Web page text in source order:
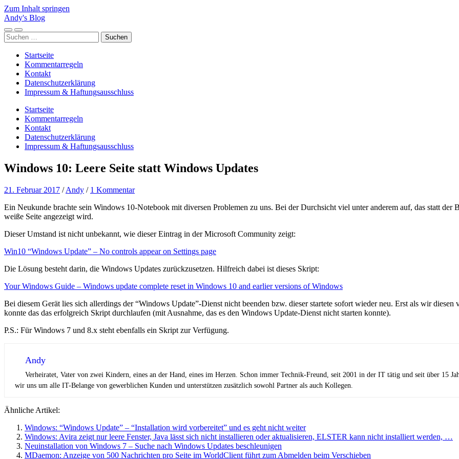
Zum Inhalt springen
Andy's Blog
Mobile-
Menü
Suchfeld
ein-/ausblenden
Suchen
nach:
Startseite
Kommentarregeln
Kontakt
Datenschutzerklärung
Impressum & Haftungsausschluss
Startseite
Kommentarregeln
Kontakt
Datenschutzerklärung
Impressum & Haftungsausschluss
Windows 10: Leere Seite statt Windows Updates
21. Februar 2017 /Andy / 1 Kommentar
Ein Neukunde brachte sein Windows 10-Notebook mit diversen Problemen zu uns. Bei der Durchsicht viel unter anderem auf, das statt der
weiße Seite angezeigt wird.
Dieser Umstand ist nicht unbekannt, wie dieser Eintrag in der Microsoft Community zeigt:
Win10 “Windows Update” – No controls appear on Settings page
Die Lösung besteht darin, die Windows Updates zurückzusetzen. Hilfreich dabei ist dieses Skript:
Your Windows Guide – Windows update complete reset in Windows 10 and earlier versions of Windows
Bei diesem Gerät lies sich allerdings der “Windows Update”-Dienst nicht beenden bzw. dieser startete sofort wieder neu. Erst als wir
konnte das das erfolgreich Skript durchlaufen (mit Ausnahme, das es den Windows Update-Dienst nicht starten konnte).
P.S.: Für Windows 7 und 8.x steht ebenfalls ein Skript zur Verfügung.
Andy
Verheiratet, Vater von zwei Kindern, eines an der Hand, eines im Herzen. Schon immer Technik-Freund, seit 2001 in der IT tätig und seit über 15
wir uns um alle IT-Belange von gewerblichen Kunden und unterstützen zusätzlich sowohl Partner als auch Kollegen.
Ähnliche Artikel:
Windows: “Windows Update” – “Installation wird vorbereitet” und es geht nicht weiter
Windows: Avira zeigt nur leere Fenster, Java lässt sich nicht installieren oder aktualisieren, ELSTER kann nicht installiert werden, …
Neuinstallation von Windows 7 – Suche nach Windows Updates beschleunigen
MDaemon: Anzeige von 500 Nachrichten pro Seite im WorldClient führt zum Abmelden beim Verschieben